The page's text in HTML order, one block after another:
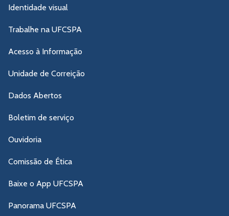
Identidade visual
Trabalhe na UFCSPA
Acesso à Informação
Unidade de Correição
Dados Abertos
Boletim de serviço
Ouvidoria
Comissão de Ética
Baixe o App UFCSPA
Panorama UFCSPA